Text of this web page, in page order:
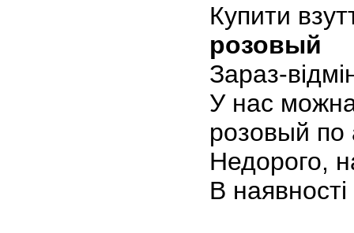
Купити
розовый
Зараз-
У нас
розовый по
Недорого,
В